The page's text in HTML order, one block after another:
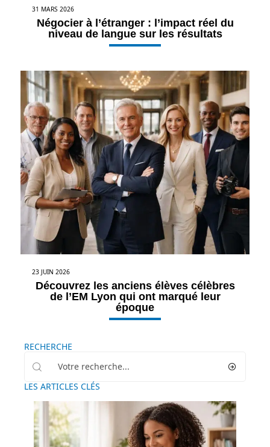
31 MARS 2026
Négocier à l’étranger : l’impact réel du
niveau de langue sur les résultats
23 JUIN 2026
Découvrez les anciens élèves célèbres
de l’EM Lyon qui ont marqué leur
époque
RECHERCHE
LES ARTICLES CLÉS